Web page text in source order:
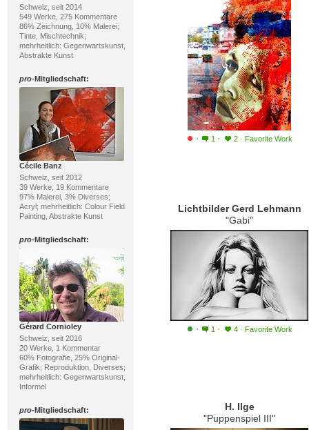
Schweiz, seit 2014
549 Werke, 275 Kommentare
86% Zeichnung, 10% Malerei;
Tinte, Mischtechnik;
mehrheitlich: Gegenwartskunst,
Abstrakte Kunst
pro-Mitgliedschaft:
Cécile Banz
Schweiz, seit 2012
39 Werke, 19 Kommentare
97% Malerei, 3% Diverses;
Acryl; mehrheitlich: Colour Field
Painting, Abstrakte Kunst
pro-Mitgliedschaft:
Gérard Cornioley
Schweiz, seit 2016
20 Werke, 1 Kommentar
60% Fotografie, 25% Original-
Grafik; Reproduktion, Diverses;
mehrheitlich: Gegenwartskunst,
Informel
pro-Mitgliedschaft:
· 1 · 2 · Favorite Work
Lichtbilder Gerd Lehmann
"Gabi"
· 1 · 4 · Favorite Work
H. Ilge
"Puppenspiel III"